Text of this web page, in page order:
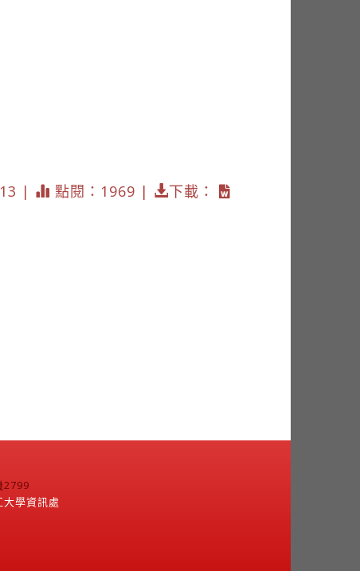
| 點閱：1969 | 下載：
2799
大學資訊處